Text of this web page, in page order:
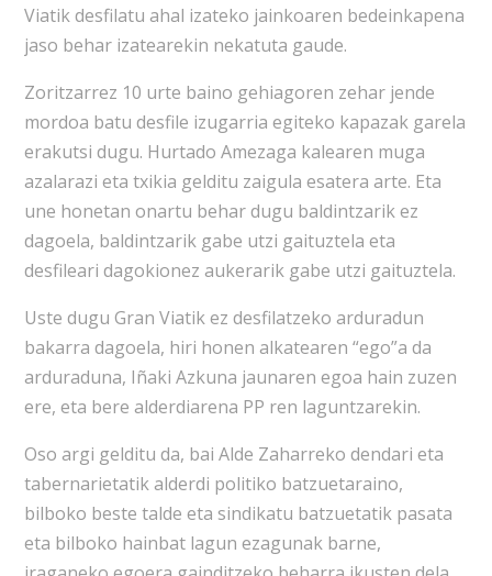
Viatik desfilatu ahal izateko jainkoaren bedeinkapena
jaso behar izatearekin nekatuta gaude.
Zoritzarrez 10 urte baino gehiagoren zehar jende
mordoa batu desfile izugarria egiteko kapazak garela
erakutsi dugu. Hurtado Amezaga kalearen muga
azalarazi eta txikia gelditu zaigula esatera arte. Eta
une honetan onartu behar dugu baldintzarik ez
dagoela, baldintzarik gabe utzi gaituztela eta
desfileari dagokionez aukerarik gabe utzi gaituztela.
Uste dugu Gran Viatik ez desfilatzeko arduradun
bakarra dagoela, hiri honen alkatearen “ego”a da
arduraduna, Iñaki Azkuna jaunaren egoa hain zuzen
ere, eta bere alderdiarena PP ren laguntzarekin.
Oso argi gelditu da, bai Alde Zaharreko dendari eta
tabernarietatik alderdi politiko batzuetaraino,
bilboko beste talde eta sindikatu batzuetatik pasata
eta bilboko hainbat lagun ezagunak barne,